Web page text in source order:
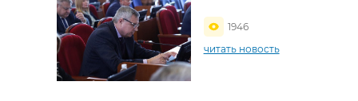
1946
читать новость